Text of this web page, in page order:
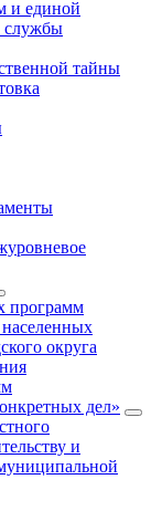
и единой
службы
тайны
программ
округа
дел»
и